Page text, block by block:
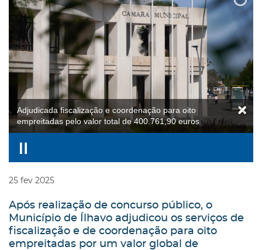
Adjudicada fiscalização e coordenação para oito
empreitadas pelo valor total de 400.761,90 euros
25 fev 2025
Após realização de concurso público, o
Município de Ílhavo adjudicou os serviços de
fiscalização e de coordenação para oito
empreitadas por um valor global de